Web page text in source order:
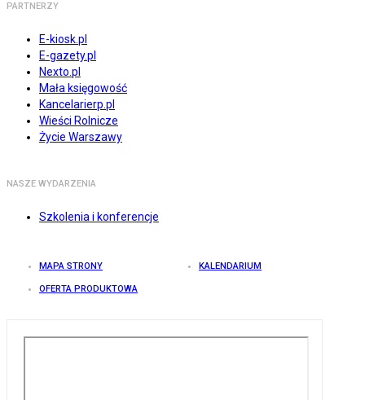
PARTNERZY
E-kiosk.pl
E-gazety.pl
Nexto.pl
Mała księgowość
Kancelarierp.pl
Wieści Rolnicze
Życie Warszawy
NASZE WYDARZENIA
Szkolenia i konferencje
MAPA STRONY KALENDARIUM
OFERTA PRODUKTOWA